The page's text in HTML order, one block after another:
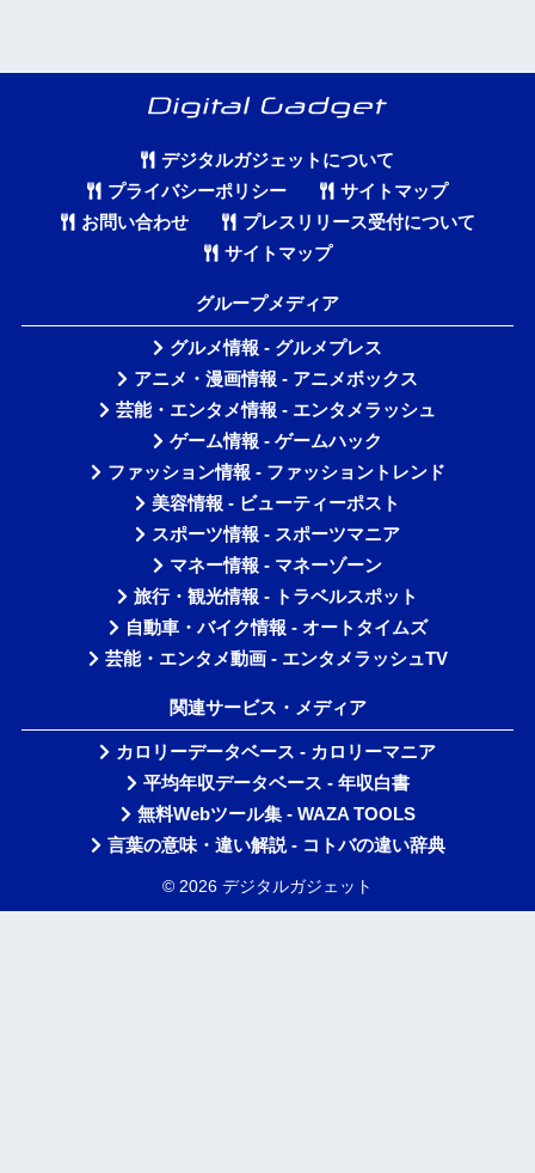
デジタルガジェットについて
プライバシーポリシー
サイトマップ
お問い合わせ
プレスリリース受付について
サイトマップ
グループメディア
グルメ情報 - グルメプレス
アニメ・漫画情報 - アニメボックス
芸能・エンタメ情報 - エンタメラッシュ
ゲーム情報 - ゲームハック
ファッション情報 - ファッショントレンド
美容情報 - ビューティーポスト
スポーツ情報 - スポーツマニア
マネー情報 - マネーゾーン
旅行・観光情報 - トラベルスポット
自動車・バイク情報 - オートタイムズ
芸能・エンタメ動画 - エンタメラッシュTV
関連サービス・メディア
カロリーデータベース - カロリーマニア
平均年収データベース - 年収白書
無料Webツール集 - WAZA TOOLS
言葉の意味・違い解説 - コトバの違い辞典
© 2026 デジタルガジェット